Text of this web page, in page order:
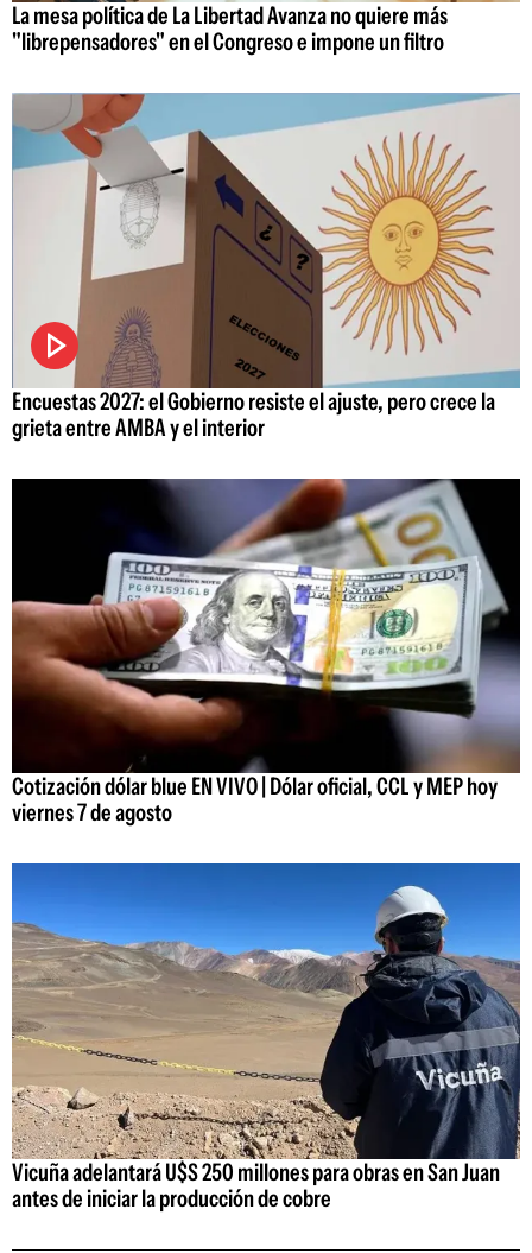
La mesa política de La Libertad Avanza no quiere más
"librepensadores" en el Congreso e impone un filtro
Encuestas 2027: el Gobierno resiste el ajuste, pero crece la
grieta entre AMBA y el interior
Cotización dólar blue EN VIVO | Dólar oficial, CCL y MEP hoy
viernes 7 de agosto
Vicuña adelantará U$S 250 millones para obras en San Juan
antes de iniciar la producción de cobre